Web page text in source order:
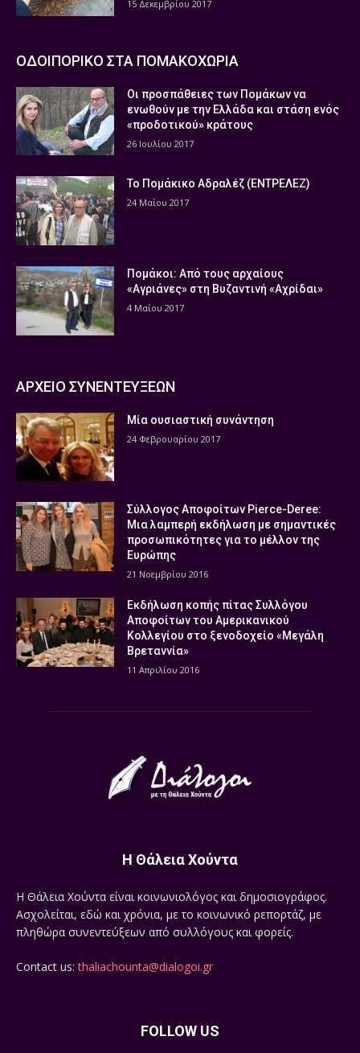
15 Δεκεμβρίου 2017
ΟΔΟΙΠΟΡΙΚΟ ΣΤΑ ΠΟΜΑΚΟΧΩΡΙΑ
Οι προσπάθειες των Πομάκων να
ενωθούν με την Ελλάδα και στάση ενός
«προδοτικού» κράτους
26 Ιουλίου 2017
Το Πομάκικο Αδραλέζ (ΕΝΤΡΕΛΕΖ)
24 Μαΐου 2017
Πομάκοι: Από τους αρχαίους
«Αγριάνες» στη Βυζαντινή «Αχρίδαι»
4 Μαΐου 2017
ΑΡΧΕΙΟ ΣΥΝΕΝΤΕΥΞΕΩΝ
Μία ουσιαστική συνάντηση
24 Φεβρουαρίου 2017
Σύλλογος Αποφοίτων Pierce-Deree:
Μια λαμπερή εκδήλωση με σημαντικές
προσωπικότητες για το μέλλον της
Ευρώπης
21 Νοεμβρίου 2016
Εκδήλωση κοπής πίτας Συλλόγου
Αποφοίτων του Αμερικανικού
Κολλεγίου στο ξενοδοχείο «Μεγάλη
Βρεταννία»
11 Απριλίου 2016
Η Θάλεια Χούντα
Η Θάλεια Χούντα είναι κοινωνιολόγος και δημοσιογράφος.
Ασχολείται, εδώ και χρόνια, με το κοινωνικό ρεπορτάζ, με
πληθώρα συνεντεύξεων από συλλόγους και φορείς.
Contact us:thaliachounta@dialogoi.gr
FOLLOW US